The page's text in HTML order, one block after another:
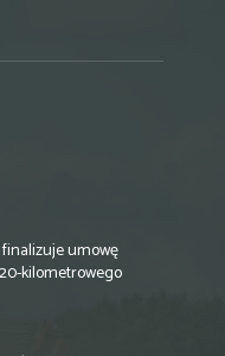
umowę
kilometrowego